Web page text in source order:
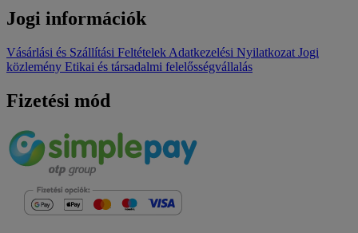
Jogi információk
Vásárlási és Szállítási Feltételek Adatkezelési Nyilatkozat Jogi
közlemény Etikai és társadalmi felelősségvállalás
Fizetési mód